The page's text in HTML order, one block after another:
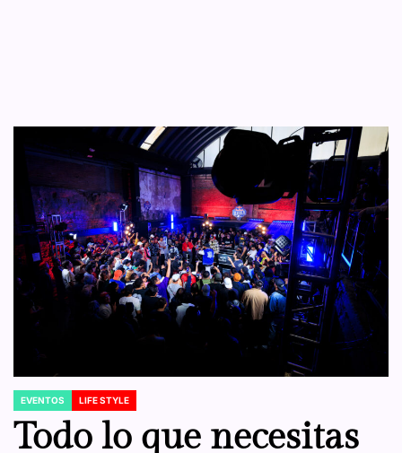
POSTED
IN
EVENTOS LIFE STYLE
Todo lo que necesitas